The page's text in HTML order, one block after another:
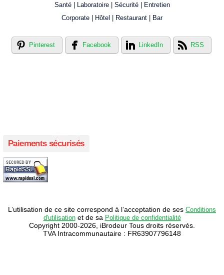
Santé | Laboratoire | Sécurité | Entretien
Corporate | Hôtel | Restaurant | Bar
Pinterest Facebook LinkedIn RSS
Paiements sécurisés
L’utilisation de ce site correspond à l’acceptation de ses Conditions
d'utilisationet de sa Politique de confidentialité
Copyright 2000-2026, iBrodeur Tous droits réservés.
TVA Intracommunautaire : FR63907796148